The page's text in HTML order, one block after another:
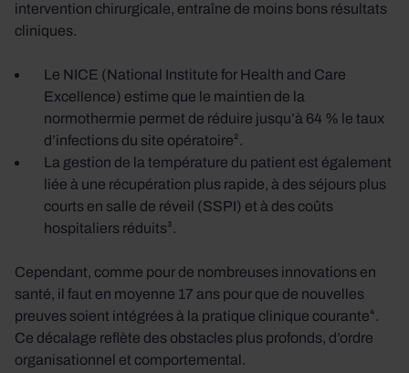
intervention chirurgicale, entraîne de moins bons résultats
cliniques.
Le NICE (National Institute for Health and Care
Excellence) estime que le maintien de la
normothermie permet de réduire jusqu’à 64 % le taux
d’infections du site opératoire².
La gestion de la température du patient est également
liée à une récupération plus rapide, à des séjours plus
courts en salle de réveil (SSPI) et à des coûts
hospitaliers réduits³.
Cependant, comme pour de nombreuses innovations en
santé, il faut en moyenne 17 ans pour que de nouvelles
preuves soient intégrées à la pratique clinique courante⁴.
Ce décalage reflète des obstacles plus profonds, d’ordre
organisationnel et comportemental.